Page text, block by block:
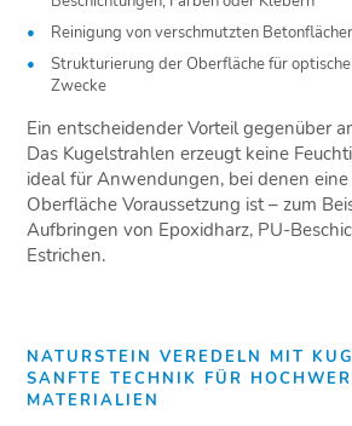
Reinigung von verschmutzten
Strukturierung der Oberfläche für
Zwecke
Ein entscheidender Vorteil gegenüber
Das Kugelstrahlen erzeugt keine
ideal für Anwendungen, bei denen
Oberfläche Voraussetzung ist – zum
Aufbringen von Epoxidharz, PU-
Estrichen.
NATURSTEIN VEREDELN MIT
SANFTE TECHNIK FÜR
MATERIALIEN